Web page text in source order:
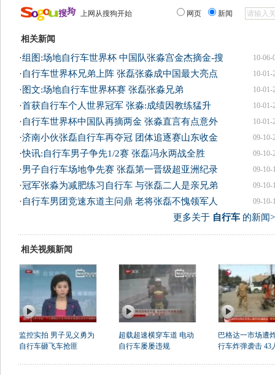
上网从搜狗开始 网页 新闻
相关新闻
10-06-
·组图:场地自行车世界杯 中国队张淼宫金杰摘金-搜
10-01-
·自行车世界杯兄弟上阵 张磊张淼成中国最大亮点
10-01-
· 图文:场地自行车世界杯赛 张磊张淼兄弟
10-01-
·首获自行车个人世界冠军 张淼:成绩因教练猛升
10-01-
·自行车世界杯中国队再摘两金 张淼直言有点意外
09-10-
·济南小伙张磊自行车再夺冠 团体追逐赛山东收金
09-10-
·快讯:自行车男子争先1/2赛 张磊冯永两战全胜
09-10-
·男子自行车场地争先赛 张磊第一晋级超亚洲纪录
09-10-
·冠军张淼为减肥练习自行车 与张磊二人是亲兄弟
09-10-
·自行车男团竞速东道主问鼎 老将张磊不愧领军人
更多关于 自行车的新闻
相关视频新闻
监控实拍 男子见义勇为
自行车砸飞车抢匪
超载超速横穿车道 电动
自行车屡屡违规
巴格达一市场遭
行车炸弹袭击 43